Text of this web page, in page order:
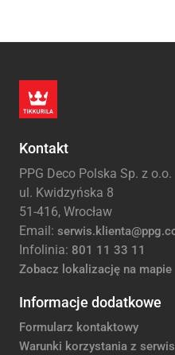
Kontakt
PPG Deco Polska Sp. z o.o.
ul. Kwidzyńska 8
51-416, Wrocław
Email:
Infolinia: 801 11 33 11
Zobacz lokalizację na mapie
Informacje dodatkowe
Formularz kontaktowy
Warunki korzystania z